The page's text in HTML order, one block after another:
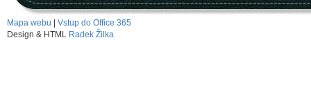
Mapa webu | Vstup do Office 365
Design & HTML Radek Žilka